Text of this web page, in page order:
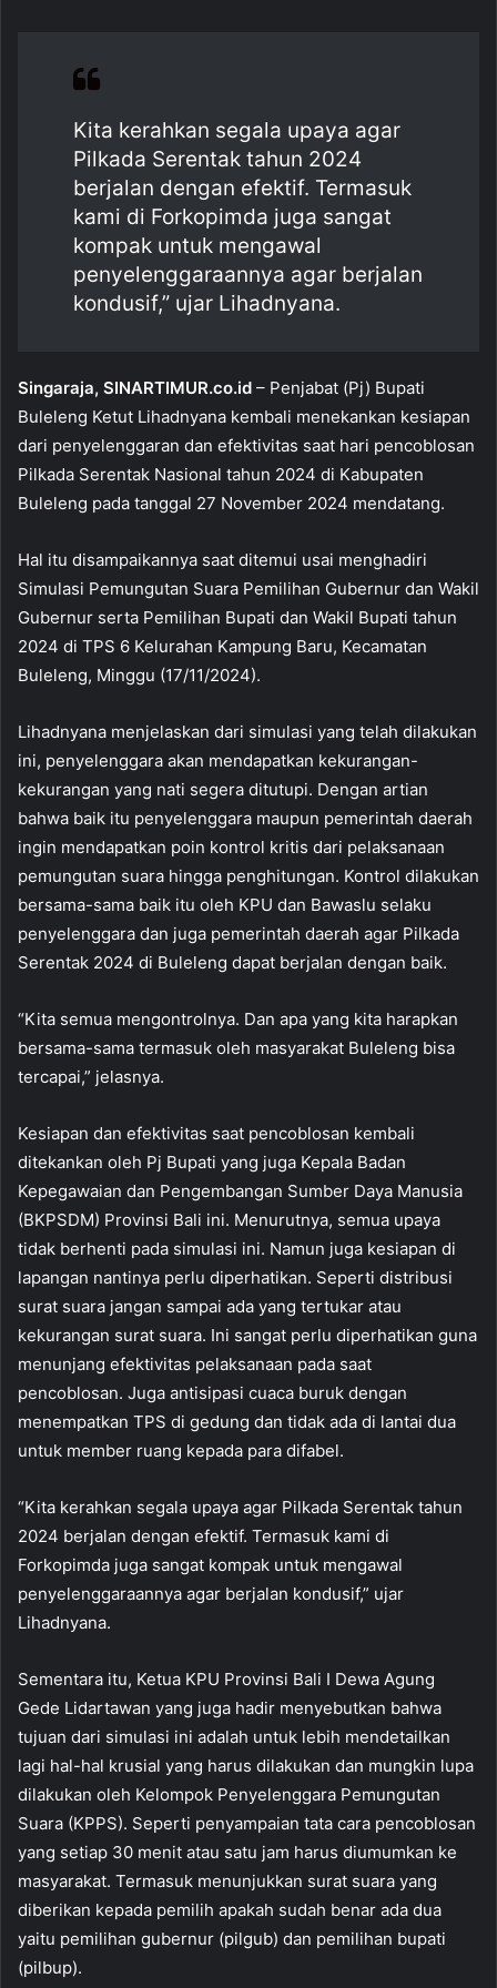
b
o
o
k
p
p
Kita kerahkan segala upaya agar
Pilkada Serentak tahun 2024
berjalan dengan efektif. Termasuk
kami di Forkopimda juga sangat
kompak untuk mengawal
penyelenggaraannya agar berjalan
kondusif,” ujar Lihadnyana.
Singaraja, SINARTIMUR.co.id – Penjabat (Pj) Bupati
Buleleng Ketut Lihadnyana kembali menekankan kesiapan
dari penyelenggaran dan efektivitas saat hari pencoblosan
Pilkada Serentak Nasional tahun 2024 di Kabupaten
Buleleng pada tanggal 27 November 2024 mendatang.
Hal itu disampaikannya saat ditemui usai menghadiri
Simulasi Pemungutan Suara Pemilihan Gubernur dan Wakil
Gubernur serta Pemilihan Bupati dan Wakil Bupati tahun
2024 di TPS 6 Kelurahan Kampung Baru, Kecamatan
Buleleng, Minggu (17/11/2024).
Lihadnyana menjelaskan dari simulasi yang telah dilakukan
ini, penyelenggara akan mendapatkan kekurangan-
kekurangan yang nati segera ditutupi. Dengan artian
bahwa baik itu penyelenggara maupun pemerintah daerah
ingin mendapatkan poin kontrol kritis dari pelaksanaan
pemungutan suara hingga penghitungan. Kontrol dilakukan
bersama-sama baik itu oleh KPU dan Bawaslu selaku
penyelenggara dan juga pemerintah daerah agar Pilkada
Serentak 2024 di Buleleng dapat berjalan dengan baik.
“Kita semua mengontrolnya. Dan apa yang kita harapkan
bersama-sama termasuk oleh masyarakat Buleleng bisa
tercapai,” jelasnya.
Kesiapan dan efektivitas saat pencoblosan kembali
ditekankan oleh Pj Bupati yang juga Kepala Badan
Kepegawaian dan Pengembangan Sumber Daya Manusia
(BKPSDM) Provinsi Bali ini. Menurutnya, semua upaya
tidak berhenti pada simulasi ini. Namun juga kesiapan di
lapangan nantinya perlu diperhatikan. Seperti distribusi
surat suara jangan sampai ada yang tertukar atau
kekurangan surat suara. Ini sangat perlu diperhatikan guna
menunjang efektivitas pelaksanaan pada saat
pencoblosan. Juga antisipasi cuaca buruk dengan
menempatkan TPS di gedung dan tidak ada di lantai dua
untuk member ruang kepada para difabel.
“Kita kerahkan segala upaya agar Pilkada Serentak tahun
2024 berjalan dengan efektif. Termasuk kami di
Forkopimda juga sangat kompak untuk mengawal
penyelenggaraannya agar berjalan kondusif,” ujar
Lihadnyana.
Sementara itu, Ketua KPU Provinsi Bali I Dewa Agung
Gede Lidartawan yang juga hadir menyebutkan bahwa
tujuan dari simulasi ini adalah untuk lebih mendetailkan
lagi hal-hal krusial yang harus dilakukan dan mungkin lupa
dilakukan oleh Kelompok Penyelenggara Pemungutan
Suara (KPPS). Seperti penyampaian tata cara pencoblosan
yang setiap 30 menit atau satu jam harus diumumkan ke
masyarakat. Termasuk menunjukkan surat suara yang
diberikan kepada pemilih apakah sudah benar ada dua
yaitu pemilihan gubernur (pilgub) dan pemilihan bupati
(pilbup).